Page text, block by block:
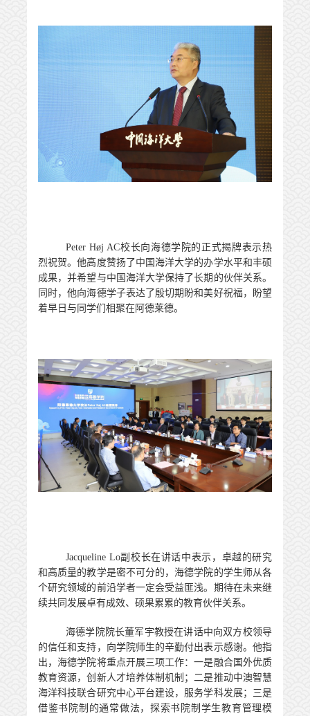
Peter Høj AC校长向海德学院的正式揭牌表示热
烈祝贺。他高度赞扬了中国海洋大学的办学水平和丰硕
成果，并希望与中国海洋大学保持了长期的伙伴关系。
同时，他向海德学子表达了殷切期盼和美好祝福，盼望
着早日与同学们相聚在阿德莱德。
Jacqueline Lo副校长在讲话中表示，卓越的研究
和高质量的教学是密不可分的，海德学院的学生师从各
个研究领域的前沿学者一定会受益匪浅。期待在未来继
续共同发展卓有成效、硕果累累的教育伙伴关系。
海德学院院长董军宇教授在讲话中向双方校领导
的信任和支持，向学院师生的辛勤付出表示感谢。他指
出，海德学院将重点开展三项工作：一是融合国外优质
教育资源，创新人才培养体制机制；二是推动中澳智慧
海洋科技联合研究中心平台建设，服务学科发展；三是
借鉴书院制的通常做法，探索书院制学生教育管理模